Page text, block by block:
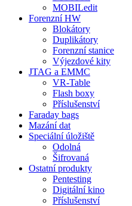
MOBILedit
Forenzní HW
Blokátory
Duplikátory
Forenzní stanice
Výjezdové kity
JTAG a EMMC
VR-Table
Flash boxy
Příslušenství
Faraday bags
Mazání dat
Speciální úložiště
Odolná
Šifrovaná
Ostatní produkty
Pentesting
Digitální kino
Příslušenství